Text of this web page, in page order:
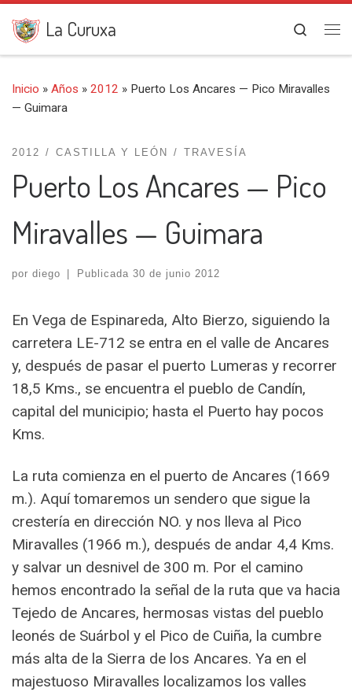
Saltar al contenido
La Curuxa
Search
Inicio » Años » 2012 » Puerto Los Ancares — Pico Miravalles
— Guimara
2012 CASTILLA Y LEÓN TRAVESÍA
Puerto Los Ancares — Pico
Miravalles — Guimara
por diego Publicada 30 de junio 2012
En Vega de Espinareda, Alto Bierzo, siguiendo la
carretera LE-712 se entra en el valle de Ancares
y, después de pasar el puerto Lumeras y recorrer
18,5 Kms., se encuentra el pueblo de Candín,
capital del municipio; hasta el Puerto hay pocos
Kms.
La ruta comienza en el puerto de Ancares (1669
m.). Aquí tomaremos un sendero que sigue la
crestería en dirección NO. y nos lleva al Pico
Miravalles (1966 m.), después de andar 4,4 Kms.
y salvar un desnivel de 300 m. Por el camino
hemos encontrado la señal de la ruta que va hacia
Tejedo de Ancares, hermosas vistas del pueblo
leonés de Suárbol y el Pico de Cuiña, la cumbre
más alta de la Sierra de los Ancares. Ya en el
majestuoso Miravalles localizamos los valles